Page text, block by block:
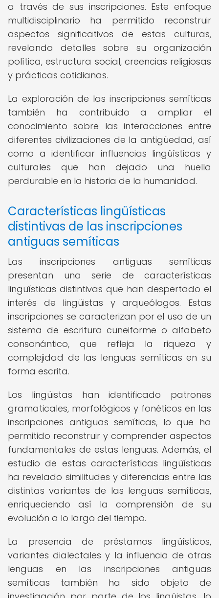
a través de sus inscripciones. Este enfoque
multidisciplinario ha permitido reconstruir
aspectos significativos de estas culturas,
revelando detalles sobre su organización
política, estructura social, creencias religiosas
y prácticas cotidianas.
La exploración de las inscripciones semíticas
también ha contribuido a ampliar el
conocimiento sobre las interacciones entre
diferentes civilizaciones de la antigüedad, así
como a identificar influencias lingüísticas y
culturales que han dejado una huella
perdurable en la historia de la humanidad.
Características lingüísticas
distintivas de las inscripciones
antiguas semíticas
Las inscripciones antiguas semíticas
presentan una serie de características
lingüísticas distintivas que han despertado el
interés de lingüistas y arqueólogos. Estas
inscripciones se caracterizan por el uso de un
sistema de escritura cuneiforme o alfabeto
consonántico, que refleja la riqueza y
complejidad de las lenguas semíticas en su
forma escrita.
Los lingüistas han identificado patrones
gramaticales, morfológicos y fonéticos en las
inscripciones antiguas semíticas, lo que ha
permitido reconstruir y comprender aspectos
fundamentales de estas lenguas. Además, el
estudio de estas características lingüísticas
ha revelado similitudes y diferencias entre las
distintas variantes de las lenguas semíticas,
enriqueciendo así la comprensión de su
evolución a lo largo del tiempo.
La presencia de préstamos lingüísticos,
variantes dialectales y la influencia de otras
lenguas en las inscripciones antiguas
semíticas también ha sido objeto de